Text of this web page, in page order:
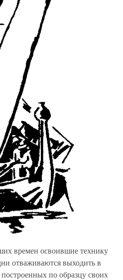
времен освоившие технику
отваживаются выходить в
по образцу своих